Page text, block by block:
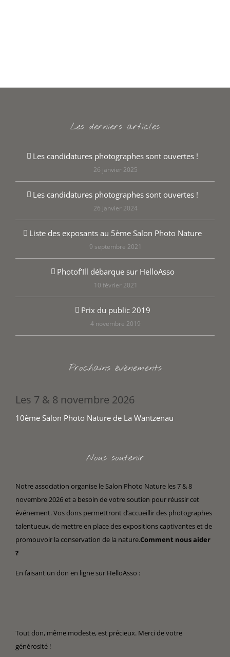
Les derniers articles
Les candidatures photographes sont ouvertes !
26 janvier 2025
Les candidatures photographes sont ouvertes !
26 janvier 2024
Liste des exposants au 5ème Salon Photo Nature
9 septembre 2021
Photof’Ill débarque sur HelloAsso
10 février 2021
Prix du public 2019
4 novembre 2019
Prochains évènements
Les 7 & 8 novembre 2026
10ème Salon Photo Nature de La Wantzenau
Nous soutenir
Notre association organise le Salon Photo Nature les 7 & 8
novembre 2026 et a besoin de votre soutien pour réussir cet
événement. Vos dons permettront d’accueillir des photographes
talentueux, de mettre en place des expositions captivantes et de
promouvoir la conservation de la nature.Comment nous aider
?
En faisant un don en ligne sur HelloAsso :
Tout don, même modeste, est précieux. Merci de votre
générosité !